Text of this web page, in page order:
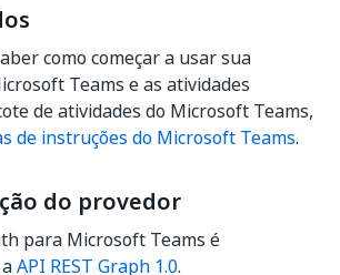
como começar a usar sua
Teams e as atividades
de atividades do Microsoft Teams,
de instruções do Microsoft Teams.
do provedor
para Microsoft Teams é
API REST Graph 1.0.